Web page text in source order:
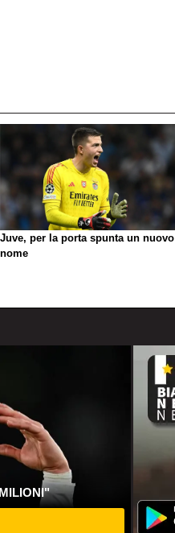
Juve, per la porta spunta un nuovo
nome